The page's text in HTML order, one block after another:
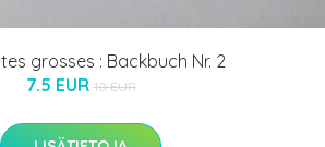
grosses : Backbuch Nr. 2
7.5 EUR 10 EUR